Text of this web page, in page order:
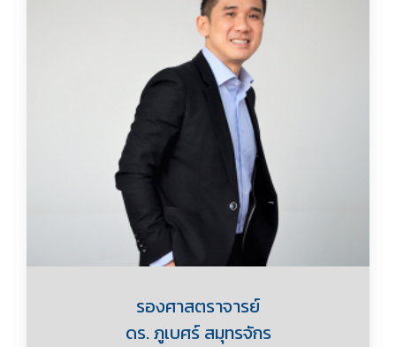
รองศาสตราจารย์
ดร. ภูเบศร์ สมุทรจักร